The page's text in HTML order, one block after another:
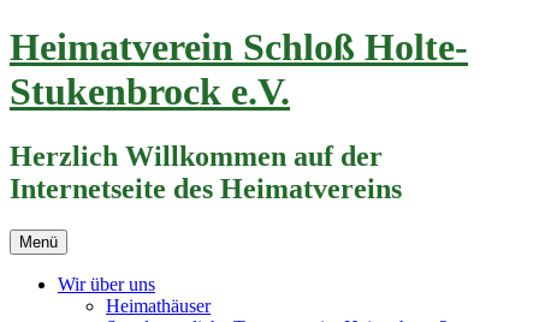
Zum
Inhalt
springen
Heimatverein Schloß Holte-
Stukenbrock e.V.
Herzlich Willkommen auf der
Internetseite des Heimatvereins
Menü
Wir über uns
Heimathäuser